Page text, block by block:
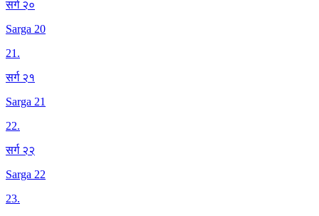
सर्ग २०
Sarga 20
21.
सर्ग २१
Sarga 21
22.
सर्ग २२
Sarga 22
23.